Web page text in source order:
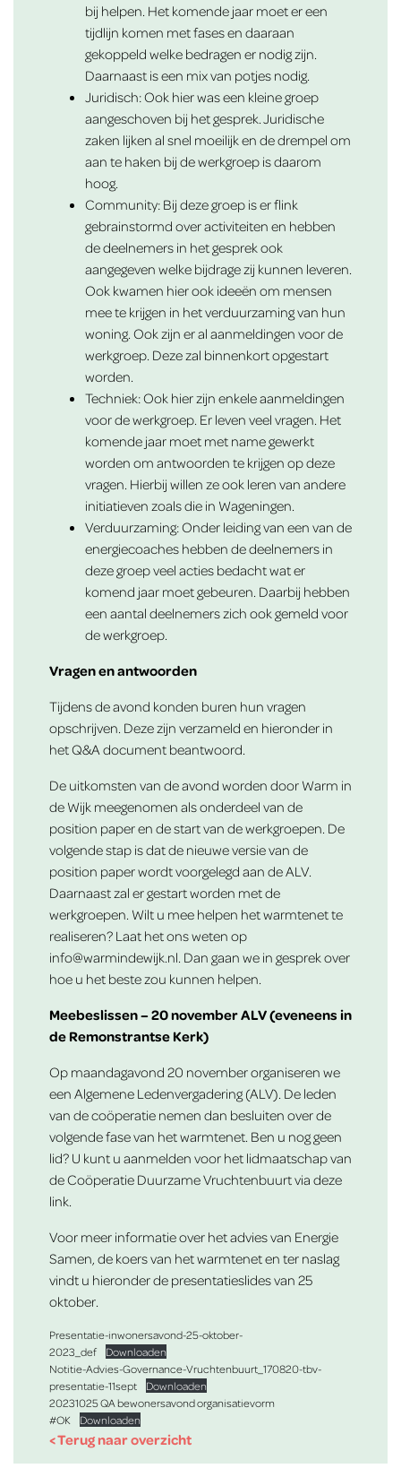
bij helpen. Het komende jaar moet er een
tijdlijn komen met fases en daaraan
gekoppeld welke bedragen er nodig zijn.
Daarnaast is een mix van potjes nodig.
Juridisch: Ook hier was een kleine groep
aangeschoven bij het gesprek. Juridische
zaken lijken al snel moeilijk en de drempel om
aan te haken bij de werkgroep is daarom
hoog.
Community: Bij deze groep is er flink
gebrainstormd over activiteiten en hebben
de deelnemers in het gesprek ook
aangegeven welke bijdrage zij kunnen leveren.
Ook kwamen hier ook ideeën om mensen
mee te krijgen in het verduurzaming van hun
woning. Ook zijn er al aanmeldingen voor de
werkgroep. Deze zal binnenkort opgestart
worden.
Techniek: Ook hier zijn enkele aanmeldingen
voor de werkgroep. Er leven veel vragen. Het
komende jaar moet met name gewerkt
worden om antwoorden te krijgen op deze
vragen. Hierbij willen ze ook leren van andere
initiatieven zoals die in Wageningen.
Verduurzaming: Onder leiding van een van de
energiecoaches hebben de deelnemers in
deze groep veel acties bedacht wat er
komend jaar moet gebeuren. Daarbij hebben
een aantal deelnemers zich ook gemeld voor
de werkgroep.
Vragen en antwoorden
Tijdens de avond konden buren hun vragen
opschrijven. Deze zijn verzameld en hieronder in
het Q&A document beantwoord.
De uitkomsten van de avond worden door Warm in
de Wijk meegenomen als onderdeel van de
position paper en de start van de werkgroepen. De
volgende stap is dat de nieuwe versie van de
position paper wordt voorgelegd aan de ALV.
Daarnaast zal er gestart worden met de
werkgroepen. Wilt u mee helpen het warmtenet te
realiseren? Laat het ons weten op
info@warmindewijk.nl. Dan gaan we in gesprek over
hoe u het beste zou kunnen helpen.
Meebeslissen – 20 november ALV (eveneens in
de Remonstrantse Kerk)
Op maandagavond 20 novemberorganiseren we
een Algemene Ledenvergadering (ALV). De leden
van de coöperatie nemen dan besluiten over de
volgende fase van het warmtenet. Ben u nog geen
lid? U kunt u aanmelden voor het lidmaatschap van
de Coöperatie Duurzame Vruchtenbuurtvia deze
link.
Voor meer informatie over het advies van Energie
Samen, de koers van het warmtenet en ter naslag
vindt u hieronder de presentatieslides van 25
oktober.
Presentatie-inwonersavond-25-oktober-
2023_def
Downloaden
Notitie-Advies-Governance-Vruchtenbuurt_170820-tbv-
presentatie-11sept
Downloaden
20231025 QA bewonersavond organisatievorm
#OK
Downloaden
< Terug naar overzicht